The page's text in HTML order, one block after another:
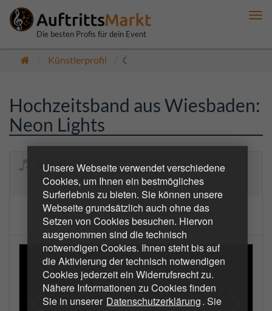
Unsere Webseite verwendet verschiedene
Cookies, um Ihnen ein bestmögliches
Surferlebnis zu bieten. Sie können unsere
Webseite grundsätzlich auch ohne das
Setzen von Cookies besuchen. Hiervon
ausgenommen sind die technisch
notwendigen Cookies. Ihnen steht bis auf
die Aktivierung der technisch notwendigen
Cookies jederzeit ein Widerrufsrecht zu.
Nähere Informationen zu Cookies finden
Sie in unserer Datenschutzerklärung. Sie
Die besten Profis für dein Event
Künstlerprofil Öffentlich
Hochzeitsband aus Wiesbaden:
Neon Lights
Neon Lights
Upgrade your Party!
5.0
5 Bewertungen
(10 bestätigte Buchungen)